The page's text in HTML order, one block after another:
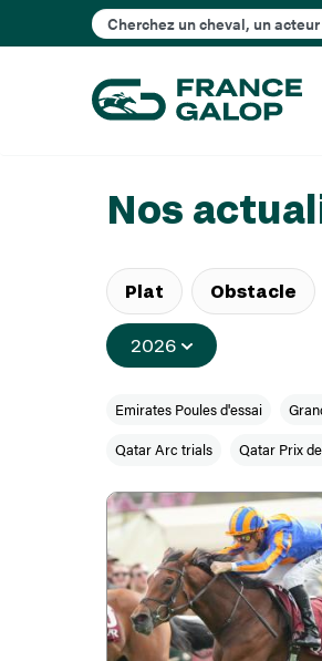
Rechercher
Nos
Plat Obstacle
2026
Emirates Poules d'essai
Qatar Arc trials
Qatar Prix